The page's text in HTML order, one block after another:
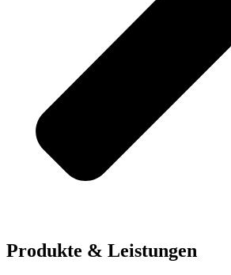
Produkte & Leistungen